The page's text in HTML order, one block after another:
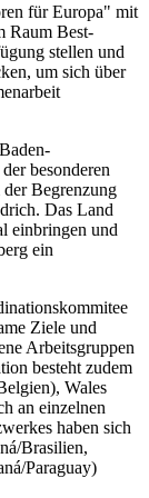
für Europa" mit
Raum Best-
stellen und
um sich über
besonderen
Begrenzung
Das Land
einbringen und
ein
Ziele und
Arbeitsgruppen
besteht zudem
Wales
an einzelnen
haben sich
Brasilien,
Paraguay)